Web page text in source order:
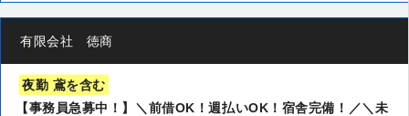
有限会社 徳商
夜勤 鳶を含む
【事務員急募中！】＼前借OK！週払いOK！宿舎完備！／＼未